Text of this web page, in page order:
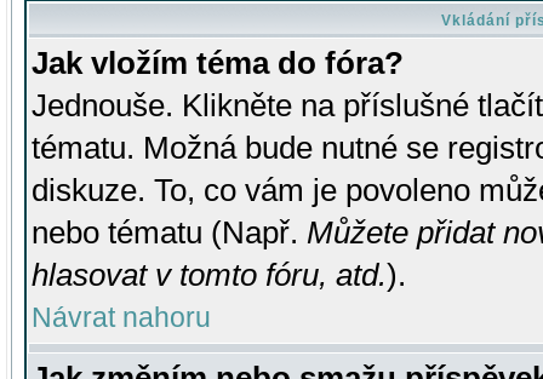
Vkládání
Jak vložím téma do fóra?
Jednouše. Klikněte na příslušné
tématu. Možná bude nutné se
diskuze. To, co vám je povoleno
nebo tématu (Např. Můžete přidat
hlasovat v tomto fóru, atd.).
Návrat nahoru